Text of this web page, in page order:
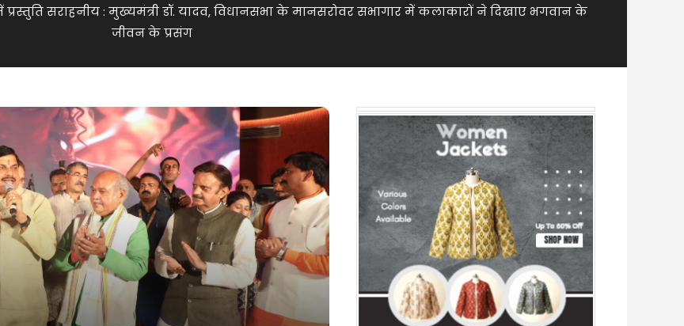
सराहनीय : मुख्यमंत्री डॉ. यादव, विधानसभा के मानसरोवर सभागार में कलाकारों ने दिखाए भगवान के
जीवन के प्रसंग